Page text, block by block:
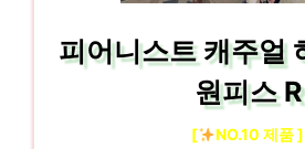
피어니스트 캐주얼
원피스 R
[ NO.10 제품 ]